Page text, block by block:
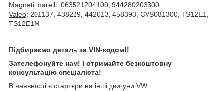
Magneti marelli: 063521204100, 944280203300
Valeo: 201137, 438229, 442013, 458393, CVS081300, TS12E1,
TS12E1M
Підбираємо деталь за VIN-кодом!!
Зателефонуйте нам! І отримайте безкоштовну
консультацію спеціаліста!
В наявності є стартери на інші двигуни VW.